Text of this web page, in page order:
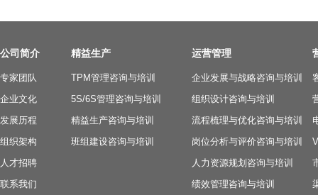
公司简介
专家团队
企业文化
发展历程
组织架构
人才招聘
联系我们
精益生产
TPM管理咨询与培训
5S/6S管理咨询与培训
精益生产咨询与培训
班组建设咨询与培训
运营管理
企业发展与战略咨询与培训
组织设计咨询与培训
流程梳理与优化咨询与培训
岗位分析与评价咨询与培训
人力资源规划咨询与培训
绩效管理咨询与培训